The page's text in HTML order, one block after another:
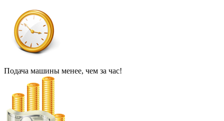
Подача машины менее, чем за час!